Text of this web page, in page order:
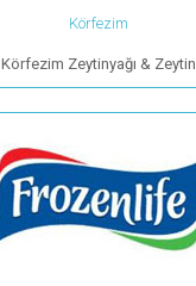
Körfezim
Körfezim Zeytinyağı & Zeytin